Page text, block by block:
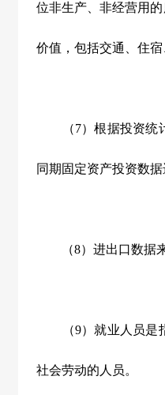
位非生产、非经营用
价值，包括交通、住
（7）根据投资统计
同期固定资产投资数
（8）进出口数据来
（9）就业人员是指
社会劳动的人员。